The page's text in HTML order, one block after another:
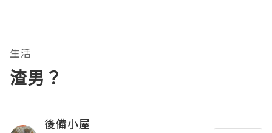
生活
渣男？
後備小屋